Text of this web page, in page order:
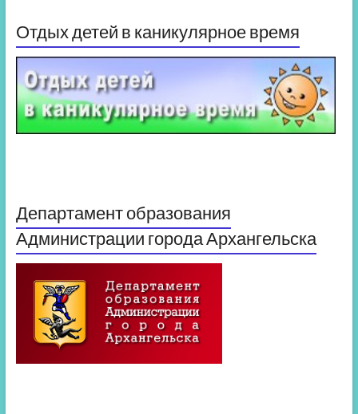
Отдых детей в каникулярное время
Департамент образования
Администрации города Архангельска